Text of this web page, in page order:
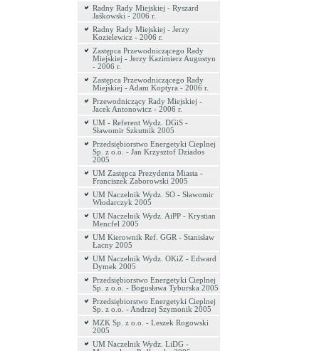
Radny Rady Miejskiej - Ryszard
Jaśkowski - 2006 r.
Radny Rady Miejskiej - Jerzy
Kozielewicz - 2006 r.
Zastępca Przewodniczącego Rady
Miejskiej - Jerzy Kazimierz Augustyn
- 2006 r.
Zastępca Przewodniczącego Rady
Miejskiej - Adam Koptyra - 2006 r.
Przewodniczący Rady Miejskiej -
Jacek Antonowicz - 2006 r.
UM - Referent Wydz. DGiS -
Sławomir Szkutnik 2005
Przedsiębiorstwo Energetyki Cieplnej
Sp. z o.o. - Jan Krzysztof Dziados
2005
UM Zastępca Prezydenta Miasta -
Franciszek Zaborowski 2005
UM Naczelnik Wydz. SO - Sławomir
Włodarczyk 2005
UM Naczelnik Wydz. AiPP - Krystian
Mencfel 2005
UM Kierownik Ref. GGR - Stanisław
Łacny 2005
UM Naczelnik Wydz. OKiZ - Edward
Dymek 2005
Przedsiębiorstwo Energetyki Cieplnej
Sp. z o.o. - Bogusława Tyburska 2005
Przedsiębiorstwo Energetyki Cieplnej
Sp. z o.o. - Andrzej Szymonik 2005
MZK Sp. z o.o. - Leszek Rogowski
2005
UM Naczelnik Wydz. LiDG -